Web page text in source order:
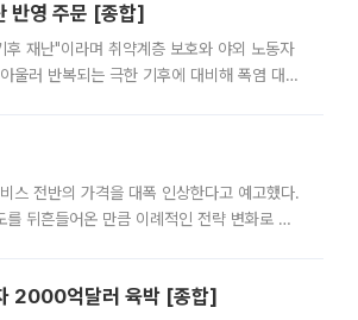
반영 주문 [종합]
재난"이라며 취약계층 보호와 야외 노동자
울러 반복되는 극한 기후에 대비해 폭염 대응
스 전반의 가격을 대폭 인상한다고 예고했다.
를 뒤흔들어온 만큼 이례적인 전략 변화로 평
2000억달러 육박 [종합]